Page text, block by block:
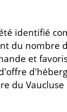
identifié
du nombre
et
du